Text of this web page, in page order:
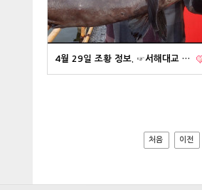
4월 29일 조황 정보. ☞서해대교 …
처음 이전